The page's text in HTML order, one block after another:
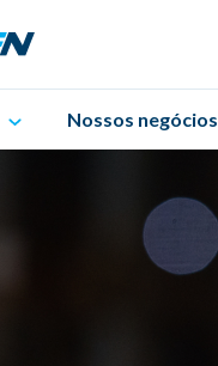
Nossos negócios